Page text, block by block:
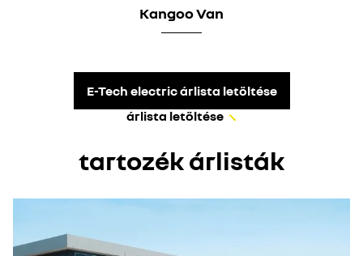
Kangoo Van
E-Tech electric árlista letöltése
árlista letöltése
tartozék árlisták